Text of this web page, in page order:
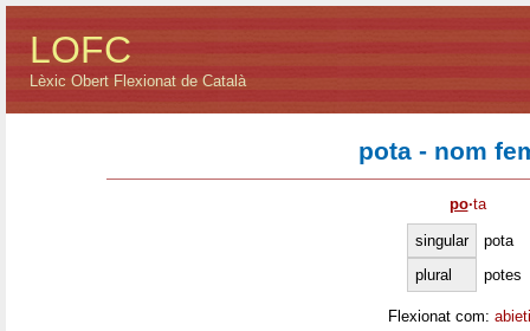
LOFC
Lèxic Obert Flexionat de Català
pota - nom
po·ta
singular
pota
plural
potes
Flexionat com: